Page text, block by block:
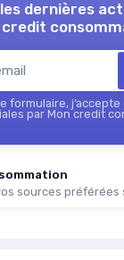
dernières
credit
formulaire, j’accepte
par Mon credit
sources préférées